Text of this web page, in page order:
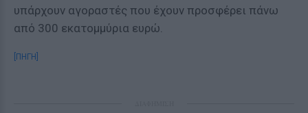
υπάρχουν αγοραστές που έχουν προσφέρει πάνω
από 300 εκατομμύρια ευρώ.
[ΠΗΓΗ]